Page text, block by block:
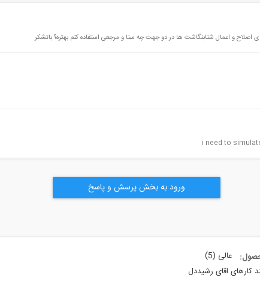
اصلاح و اعمال شتابنگاشت ها در دو جهت چه مبنا و مرجعی استفاده کنم بهتره؟ باتشکر
i need to
ورود به بخش پرسش و پاسخ
عالی (5)
کارهای اقای رشیددل